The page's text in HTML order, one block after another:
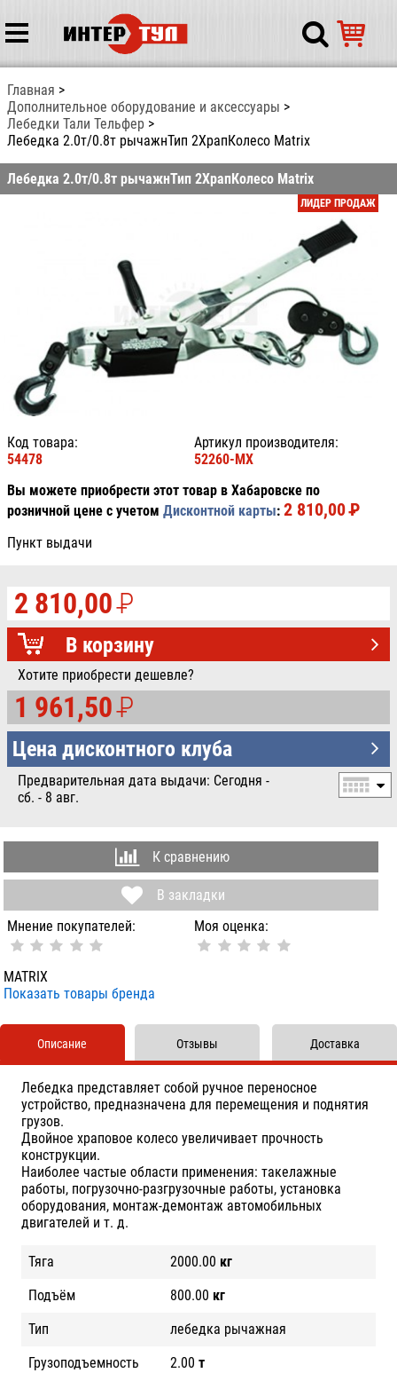
Главная
Дополнительное оборудование и аксессуары
Лебедки Тали Тельфер
Лебедка 2.0т/0.8т рычажнТип 2ХрапКолесо Matrix
Лебедка 2.0т/0.8т рычажнТип 2ХрапКолесо Matrix
ЛИДЕР ПРОДАЖ
Код товара:
54478
Артикул производителя:
52260-MX
Вы можете приобрести этот товар в Хабаровске по
розничной цене с учетом Дисконтной карты: 2 810,00PУБ.
Пункт выдачи
2 810,00P
УБ.
В корзину
Хотите приобрести дешевле?
1 961,50P
УБ.
Цена дисконтного клуба
Предварительная дата выдачи: Сегодня -
сб. - 8 авг.
К сравнению
В закладки
Мнение покупателей:
Моя оценка:
MATRIX
Показать товары бренда
Описание
Лебедка представляет собой ручное переносное
устройство, предназначена для перемещения и поднятия
грузов.
Двойное храповое колесо увеличивает прочность
конструкции.
Наиболее частые области применения: такелажные
работы, погрузочно-разгрузочные работы, установка
оборудования, монтаж-демонтаж автомобильных
двигателей и т. д.
Тяга 2000.00 кг
Подъём
800.00 кг
Тип
лебедка рычажная
Грузоподъемность
2.00 т
Отзывы Доставка